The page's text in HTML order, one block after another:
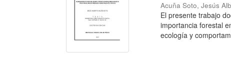
Acuña Soto, Jesús
El presente trabajo
importancia forestal
ecología y